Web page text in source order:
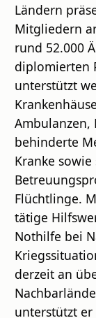
Ländern
Mitgliedern
rund 52.000
diplomierten
unterstützt
behinderte
Kranke
Flüchtlinge.
tätige
Nothilfe bei
derzeit an
unterstützt